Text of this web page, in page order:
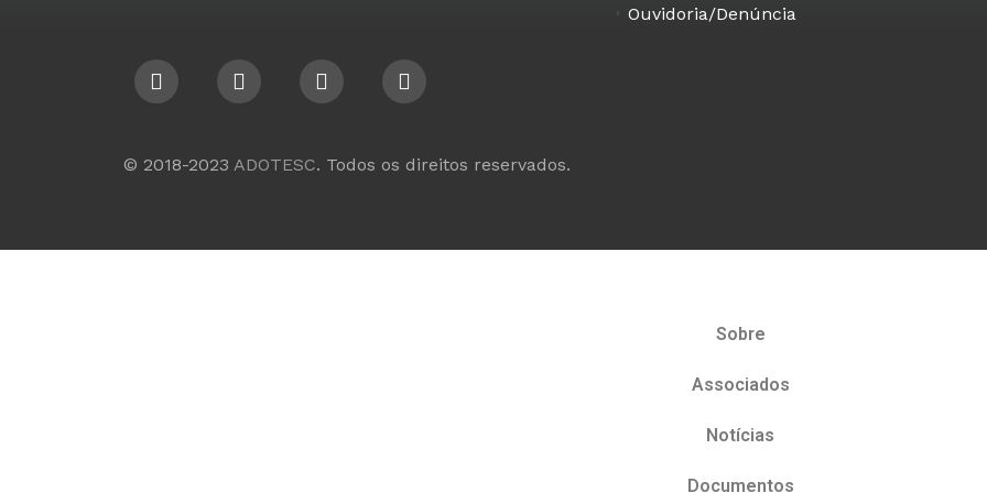
Ouvidoria/Denúncia
© 2018-2023 ADOTESC. Todos os direitos reservados.
Sobre
Associados
Notícias
Documentos